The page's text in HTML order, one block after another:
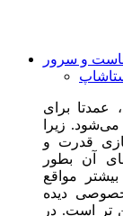
و سرور
برای
زیرا
قدرت و
آن بطور
مواقع
دیده
تر است. در